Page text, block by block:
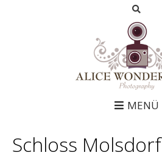
MENÜ
Schloss Molsdorf